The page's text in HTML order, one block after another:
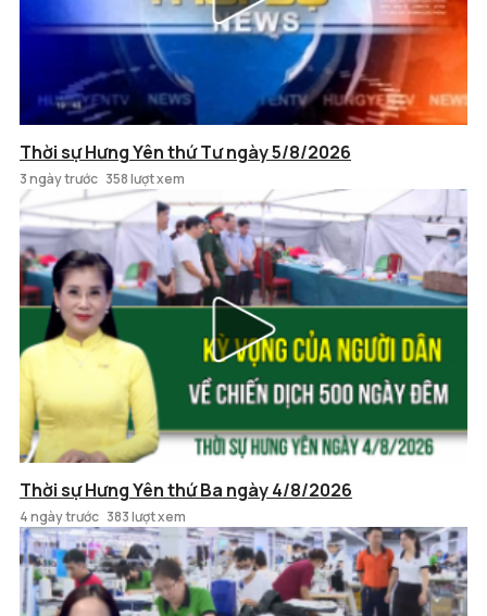
Thời sự Hưng Yên thứ Tư ngày 5/8/2026
3 ngày trước 358 lượt xem
Thời sự Hưng Yên thứ Ba ngày 4/8/2026
4 ngày trước 383 lượt xem